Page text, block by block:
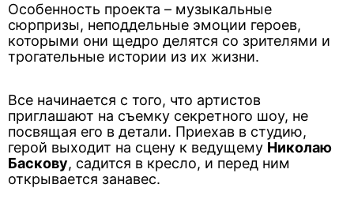
Особенность проекта – музыкальные
сюрпризы, неподдельные эмоции героев,
которыми они щедро делятся со зрителями и
трогательные истории из их жизни.
Все начинается с того, что артистов
приглашают на съемку секретного шоу, не
посвящая его в детали. Приехав в студию,
герой выходит на сцену к ведущему Николаю
Баскову, садится в кресло, и перед ним
открывается занавес.